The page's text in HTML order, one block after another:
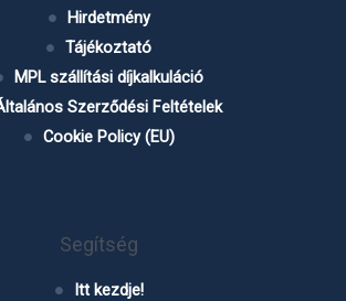
Hirdetmény
Tájékoztató
MPL szállítási díjkalkuláció
Szerződési Feltételek
Cookie Policy (EU)
Segítség
Itt kezdje!